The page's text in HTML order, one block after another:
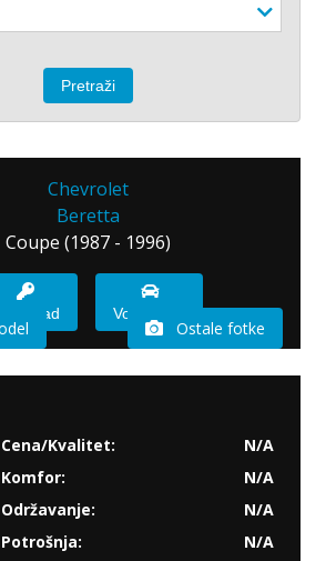
Chevrolet
Beretta
Coupe (1987 - 1996)
Imam sad Vozio sam
Ostale fotke
Cena/Kvalitet:
N/A
Komfor:
N/A
Održavanje:
N/A
Potrošnja:
N/A